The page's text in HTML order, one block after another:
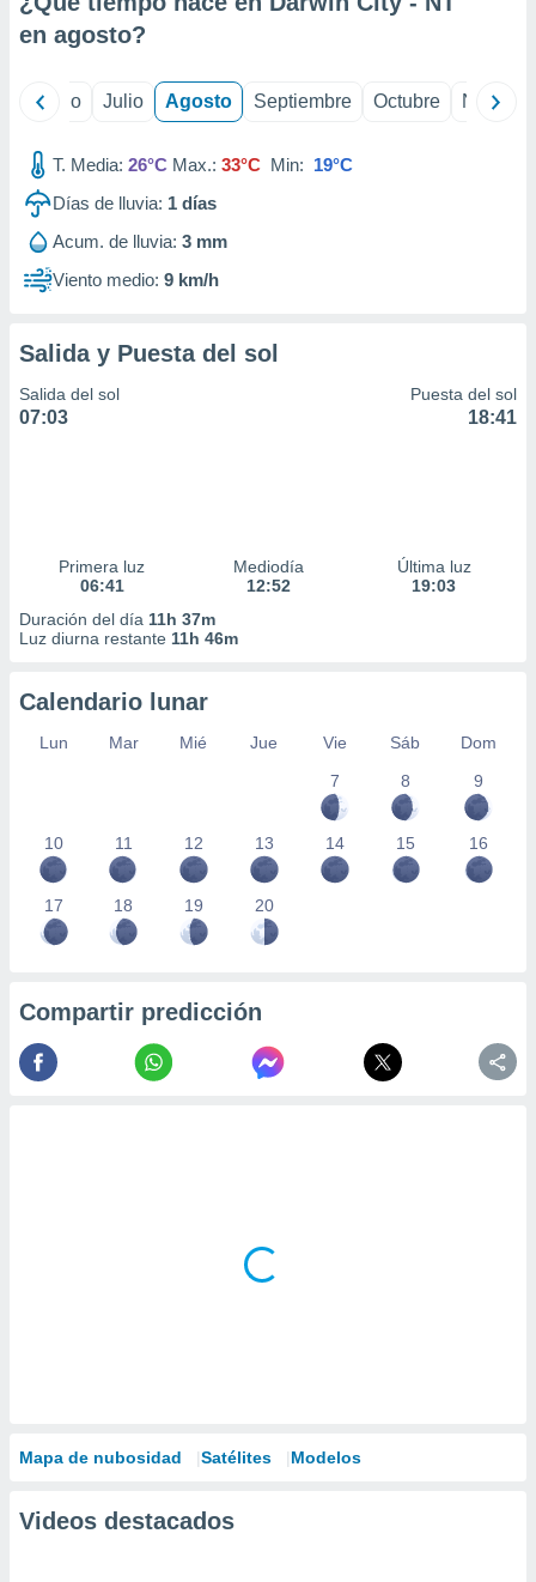
e
publicidad
publicidad
de
en agosto?
Junio Julio Agosto Septiembre Octubre
T. Media: 26°C Max.: 33°C Min: 19°C
Días de lluvia: 1 días
Acum. de lluvia: 3 mm
Viento medio: 9 km/h
Salida y Puesta del sol
Salida del sol
07:03
Puesta del sol
18:41
Primera luz
06:41
Mediodía
12:52
Última luz
19:03
Duración del día 11h 37m
Luz diurna restante 11h 46m
Calendario lunar
Lun Mar Mié Jue Vie Sáb
Dom
7
8 9
10 11 12 13 14 15 16
17 18 19 20
Compartir predicción
Mapa de nubosidad Satélites Modelos
Videos destacados